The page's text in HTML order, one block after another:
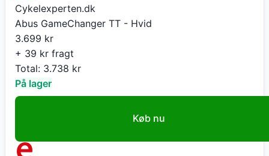
Cykelexperten.dk
Abus GameChanger TT - Hvid
3.699 kr
+ 39 kr fragt
Total: 3.738 kr
På lager
Køb nu